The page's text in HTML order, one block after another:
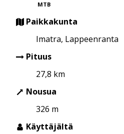
MTB
Paikkakunta
Imatra, Lappeenranta
Pituus
27,8 km
Nousua
326 m
Käyttäjältä